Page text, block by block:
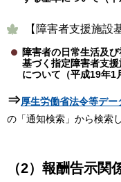
【障害者支援施設
障害者の日常生活及
基づく指定障害者支
について（平成19年1
⇒厚生労働省法令等デ
の「通知検索」から検索
（2）報酬告示関